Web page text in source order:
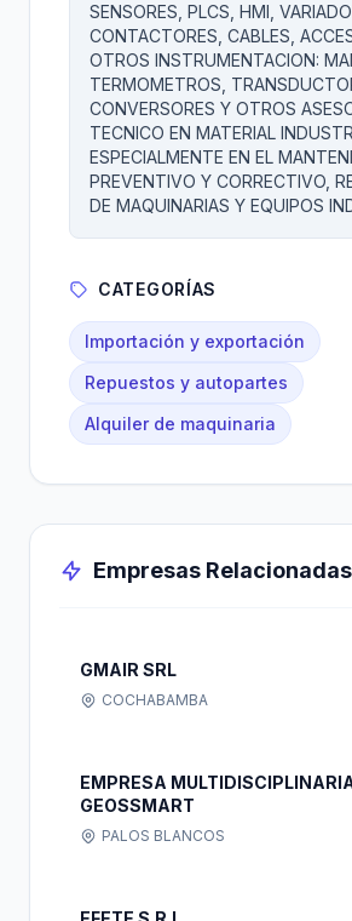
SENSORES, PLCS, HMI,
CONTACTORES, CABLES,
OTROS INSTRUMENTACION:
TERMOMETROS,
CONVERSORES Y OTROS
TECNICO EN MATERIAL
ESPECIALMENTE EN EL
PREVENTIVO Y CORRECTIVO,
DE MAQUINARIAS Y EQUIPOS
CATEGORÍAS
Importación y exportación
Repuestos y autopartes
Alquiler de maquinaria
Empresas Relacionadas
GMAIR SRL
COCHABAMBA
EMPRESA
GEOSSMART
PALOS BLANCOS